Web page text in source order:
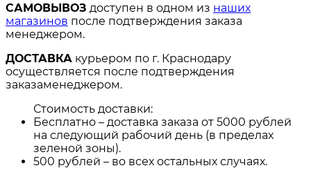
САМОВЫВОЗ доступен в одном из наших
магазинов после подтверждения заказа
менеджером.
ДОСТАВКА курьером по г. Краснодару
осуществляется после подтверждения
заказаменеджером.
Стоимость доставки:
Бесплатно – доставка заказа от 5000 рублей
на следующий рабочий день (в пределах
зеленой зоны).
500 рублей – во всех остальных случаях.